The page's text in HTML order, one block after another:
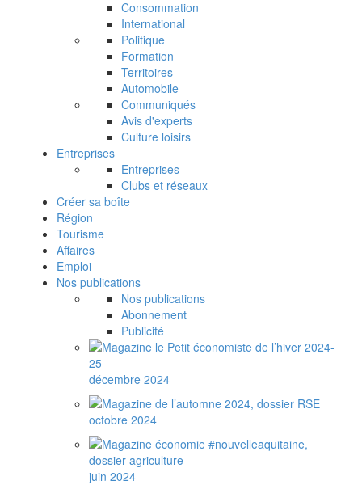
Consommation
International
Politique
Formation
Territoires
Automobile
Communiqués
Avis d'experts
Culture loisirs
Entreprises
Entreprises
Clubs et réseaux
Créer sa boîte
Région
Tourisme
Affaires
Emploi
Nos publications
Nos publications
Abonnement
Publicité
décembre 2024
octobre 2024
juin 2024